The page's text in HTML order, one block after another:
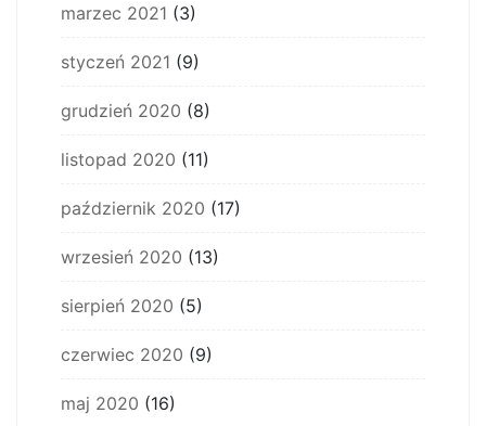
marzec 2021 (3)
styczeń 2021 (9)
grudzień 2020 (8)
listopad 2020 (11)
październik 2020 (17)
wrzesień 2020 (13)
sierpień 2020 (5)
czerwiec 2020 (9)
maj 2020 (16)